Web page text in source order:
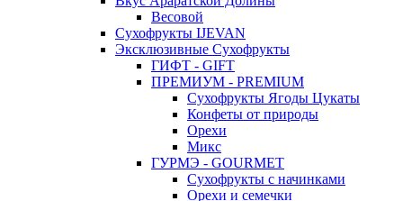
Весовой
Сухофрукты IJEVAN
Эксклюзивные Сухофрукты
ГИФТ - GIFT
ПРЕМИУМ - PREMIUM
Сухофрукты Ягоды Цукаты
Конфеты от природы
Орехи
Микс
ГУРМЭ - GOURMET
Сухофрукты с начинками
Орехи и семечки